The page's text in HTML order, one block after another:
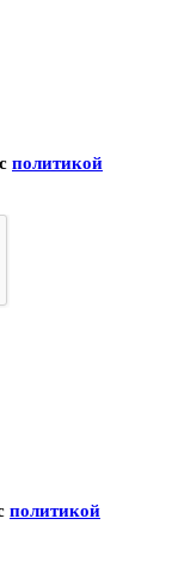
политикой
политикой